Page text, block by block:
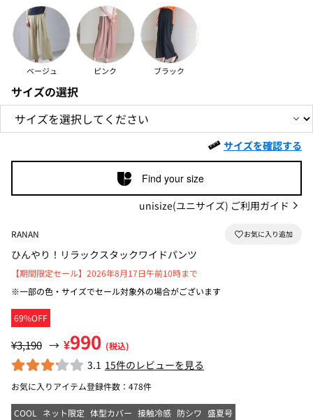
ベージュ ピンク ブラック
サイズの選択
サイズを確認する
Find your size
unisize(ユニサイズ) ご利用ガイド
RANAN
ひんやり！リラックスタックワイドパンツ
69%OFF
【期間限定セール】2026年8月17日午前10時まで
※一部の色・サイズでセール対象外の場合がございます
¥3,190 → ¥990 (税込)
3.1 15件のレビューを見る
お気に入りアイテム登録件数： 478件
COOL ネット限定 体型カバー 接触冷感 防シワ 盛夏号